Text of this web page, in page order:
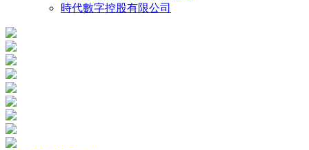
時代數字控股有限公司